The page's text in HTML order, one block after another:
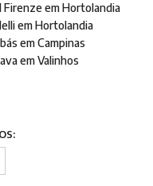
Firenze em Hortolandia
em Hortolandia
em Campinas
em Valinhos